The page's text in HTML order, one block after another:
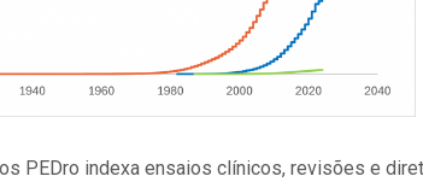
PEDro indexa ensaios clínicos, revisões e